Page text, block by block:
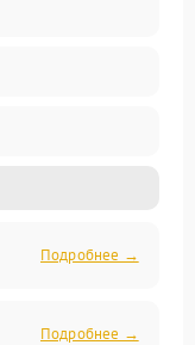
Подробнее →
Подробнее →